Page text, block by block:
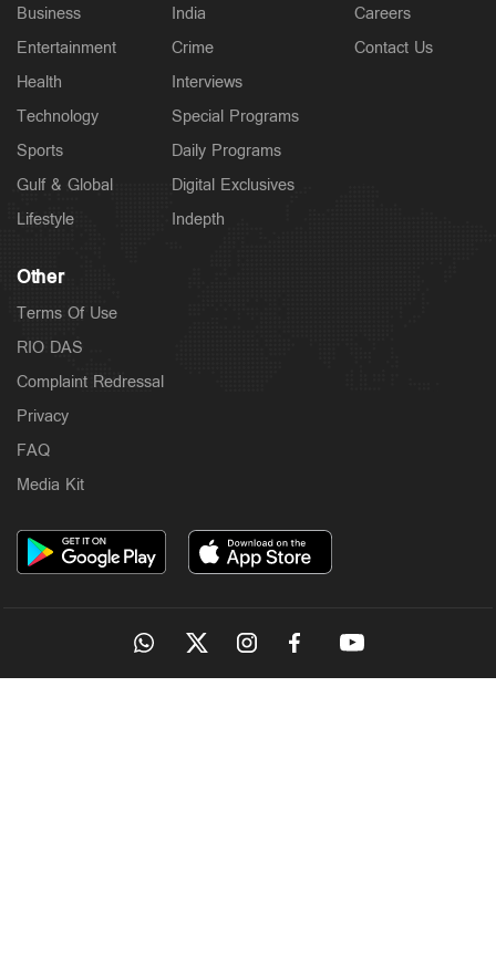
Business
Entertainment
Health
Technology
Sports
Gulf & Global
Lifestyle
India
Crime
Interviews
Special Programs
Daily Programs
Digital Exclusives
Indepth
Careers
Contact Us
Other
Terms Of Use
RIO DAS
Complaint Redressal
Privacy
FAQ
Media Kit